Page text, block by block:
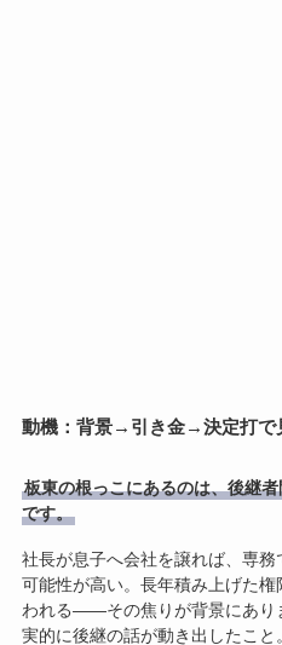
動機：背景→引き金→決定打で
板東の根っこにあるのは、後継
です。
社長が息子へ会社を譲れば、専務
可能性が高い。長年積み上げた
われる――その焦りが背景にあり
実的に後継の話が動き出したこと。